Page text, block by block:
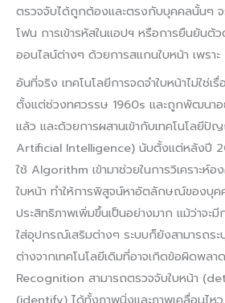
ตรวจจับได้ถูกต้องและตรงกับบุคคลนั้นๆ
โฟน การเข้ารหัสในแอปฯ หรือการยืนยันตั
ออนไลน์ต่างๆ ด้วยการสแกนใบหน้า เพรา
อันที่จริง เทคโนโลยีการจดจำใบหน้าไม่ใช่เ
ตั้งแต่ช่วงทศวรรษ 1960s และถูกพัฒนาอ
แล้ว และด้วยการผสานเข้ากับเทคโนโลยี
Artificial Intelligence) นับตั้งแต่หลังปี
ใช้ Algorithm เข้ามาช่วยในการวิเคราะห์
ใบหน้า ทำให้การพิสูจน์หาอัตลักษณ์ของบุค
ประสิทธิภาพเพิ่มขึ้นเป็นอย่างมาก แม้ว่าจะ
ใส่อุปกรณ์เสริมต่างๆ ระบบก็ยังสามารถร
ต่างจากเทคโนโลยีเดิมที่อาจเกิดข้อผิดพล
Recognition สามารถตรวจจับใบหน้า